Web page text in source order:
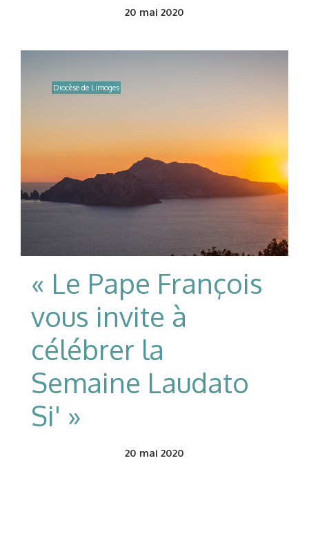
20 mai 2020
Diocèse de Limoges
« Le Pape François
vous invite à
célébrer la
Semaine Laudato
Si' »
20 mai 2020